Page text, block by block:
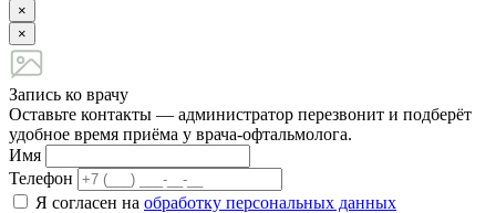
×
×
Запись ко врачу
Оставьте контакты — администратор перезвонит и подберёт
удобное время приёма у врача-офтальмолога.
Имя
Телефон
Я согласен на обработку персональных данных